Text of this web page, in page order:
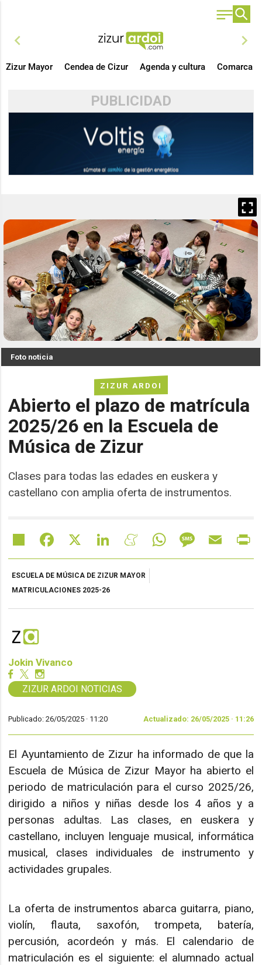
chevron_left chevron_right
Zizur Mayor Cendea de Cizur Agenda y cultura Comarca
PUBLICIDAD
ZIZUR ARDOI
Abierto el plazo de matrícula
2025/26 en la Escuela de
Música de Zizur
Clases para todas las edades en euskera y
castellano con amplia oferta de instrumentos.
Foto noticia
Share Facebook LinkedIn MeneameWhatsAppMessageEmail
ESCUELA DE MÚSICA DE ZIZUR MAYOR
MATRICULACIONES 2025-26
Jokin Vivanco
ZIZUR ARDOI NOTICIAS
Publicado: 26/05/2025 · 11:20 Actualizado: 26/05/2025 · 11:26
El Ayuntamiento de Zizur ha informado de que la
Escuela de Música de Zizur Mayor ha abierto el
periodo de matriculación para el curso 2025/26,
dirigido a niños y niñas desde los 4 años y a
personas adultas. Las clases, en euskera y
castellano, incluyen lenguaje musical, informática
musical, clases individuales de instrumento y
actividades grupales.
La oferta de instrumentos abarca guitarra, piano,
violín, flauta, saxofón, trompeta, batería,
percusión, acordeón y más. El calendario de
matriculación es el siguiente: el alumnado actual